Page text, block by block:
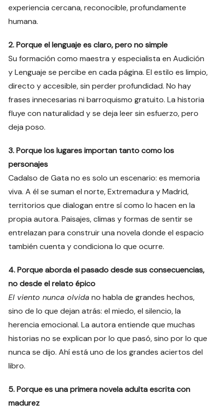
experiencia cercana, reconocible, profundamente
humana.
2. Porque el lenguaje es claro, pero no simple
Su formación como maestra y especialista en Audición
y Lenguaje se percibe en cada página. El estilo es limpio,
directo y accesible, sin perder profundidad. No hay
frases innecesarias ni barroquismo gratuito. La historia
fluye con naturalidad y se deja leer sin esfuerzo, pero
deja poso.
3. Porque los lugares importan tanto como los
personajes
Cadalso de Gata no es solo un escenario: es memoria
viva. A él se suman el norte, Extremadura y Madrid,
territorios que dialogan entre sí como lo hacen en la
propia autora. Paisajes, climas y formas de sentir se
entrelazan para construir una novela donde el espacio
también cuenta y condiciona lo que ocurre.
4. Porque aborda el pasado desde sus consecuencias,
no desde el relato épico
El viento nunca olvida no habla de grandes hechos,
sino de lo que dejan atrás: el miedo, el silencio, la
herencia emocional. La autora entiende que muchas
historias no se explican por lo que pasó, sino por lo que
nunca se dijo. Ahí está uno de los grandes aciertos del
libro.
5. Porque es una primera novela adulta escrita con
madurez